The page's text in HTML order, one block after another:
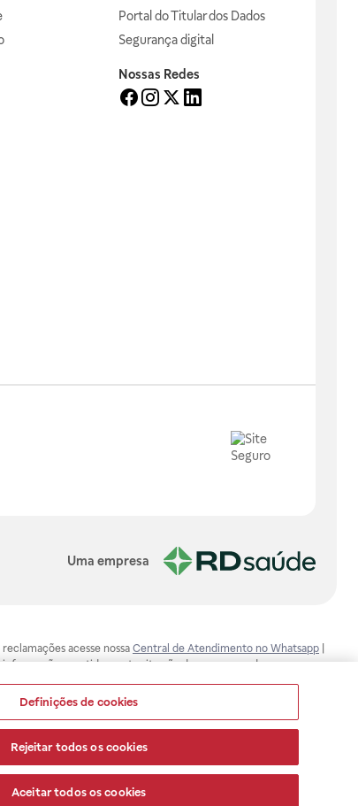
Portal do Titular dos Dados
Segurança digital
Nossas Redes
Uma empresa
reclamações acesse nossa Central de Atendimento no Whatsapp
contidas neste site não devem ser usadas para
de saúde e prescrever o tratamento adequado. Ao
consultar o site: www.anvisa.gov.br. A Raia Drogasil
são compromissos da Raia Drogasil SA. Todos os pedidos
Definições de cookies
Rejeitar todos os cookies
Aceitar todos os cookies